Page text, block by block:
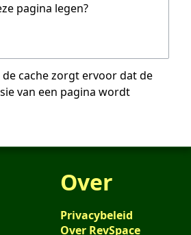
pagina legen?
cache zorgt ervoor dat de
van een pagina wordt
Over
Privacybeleid
Over RevSpace